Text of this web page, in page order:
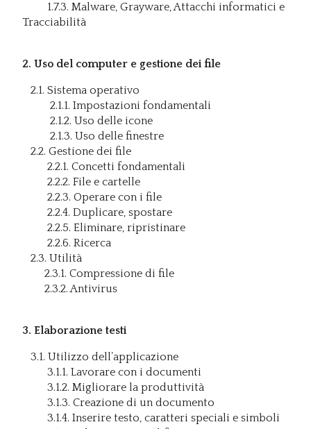
1.7.3. Malware, Grayware, Attacchi informatici e
Tracciabilità
2. Uso del computer e gestione dei file
2.1. Sistema operativo
2.1.1. Impostazioni fondamentali
2.1.2. Uso delle icone
2.1.3. Uso delle finestre
2.2. Gestione dei file
2.2.1. Concetti fondamentali
2.2.2. File e cartelle
2.2.3. Operare con i file
2.2.4. Duplicare, spostare
2.2.5. Eliminare, ripristinare
2.2.6. Ricerca
2.3. Utilità
2.3.1. Compressione di file
2.3.2. Antivirus
3. Elaborazione testi
3.1. Utilizzo dell’applicazione
3.1.1. Lavorare con i documenti
3.1.2. Migliorare la produttività
3.1.3. Creazione di un documento
3.1.4. Inserire testo, caratteri speciali e simboli